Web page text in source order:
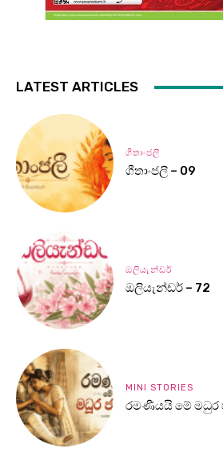
LATEST ARTICLES
ගීතාංජලී
ගීතාංජලී – 09
ඔලියැන්ඩර්
ඔලියැන්ඩර් – 72
MINI STORIES
රමණීයයි මේ මධුර